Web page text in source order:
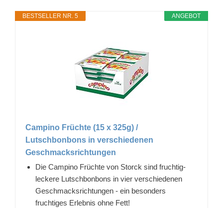
ANGEBOT
BESTSELLER NR. 5
Campino Früchte (15 x 325g) /
Lutschbonbons in verschiedenen
Geschmacksrichtungen
Die Campino Früchte von Storck sind fruchtig-
leckere Lutschbonbons in vier verschiedenen
Geschmacksrichtungen - ein besonders
fruchtiges Erlebnis ohne Fett!